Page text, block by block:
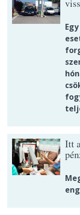
Itt